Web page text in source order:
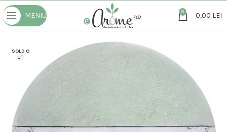
MENIU 0 0,00 LEI
SOLD O
UT